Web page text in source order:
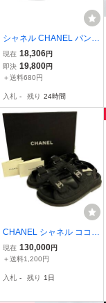
シャネル CHANEL パンプ
ス 36C G28188 - レザー
黒 レディース カメリア
靴
現在 18,306円
即決 19,800円
＋送料680円
入札 - 残り 24時間
CHANEL シャネル ココマ
ーク ストラス キルティン
グ ブラック G31848 サン
古品】Y13904RK
現在 130,000円
＋送料1,200円
入札 - 残り 1日